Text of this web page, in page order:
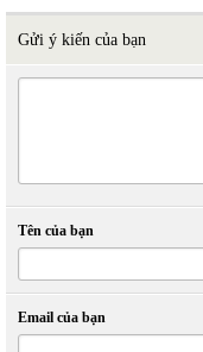
Gửi ý kiến của bạn
Tên của bạn
Email của bạn